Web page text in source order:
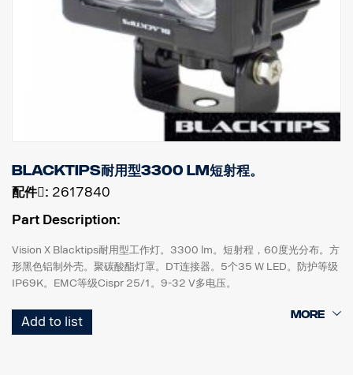
Blacktips耐用型3300 lm短射程。
配件􀌸: 2617840
Part Description:
Vision X Blacktips耐用型工作灯。3300 lm。短射程，60度光分布。方
形黑色铝制外壳。聚碳酸酯灯罩。DT连接器。5个35 W LED。防护等级
IP69K。EMC等级Cispr 25/1。9-32 V多电压。
高100 mm x 宽116 mm x 直径75 mm。
Add to list